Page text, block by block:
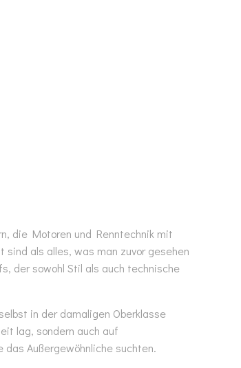
die Motoren und Renntechnik mit
sind als alles, was man zuvor gesehen
der sowohl Stil als auch technische
in der damaligen Oberklasse
lag, sondern auch auf
Außergewöhnliche suchten.